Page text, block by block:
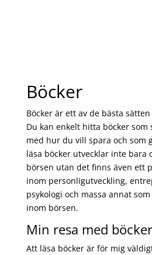
Böcker
Böcker är ett av de bästa
Du kan enkelt hitta böcker som
med hur du vill spara och som
läsa böcker utvecklar inte bara
börsen utan det finns även ett
inom personligutveckling,
psykologi och massa annat
inom börsen.
Min resa med böcker
Att läsa böcker är för mig